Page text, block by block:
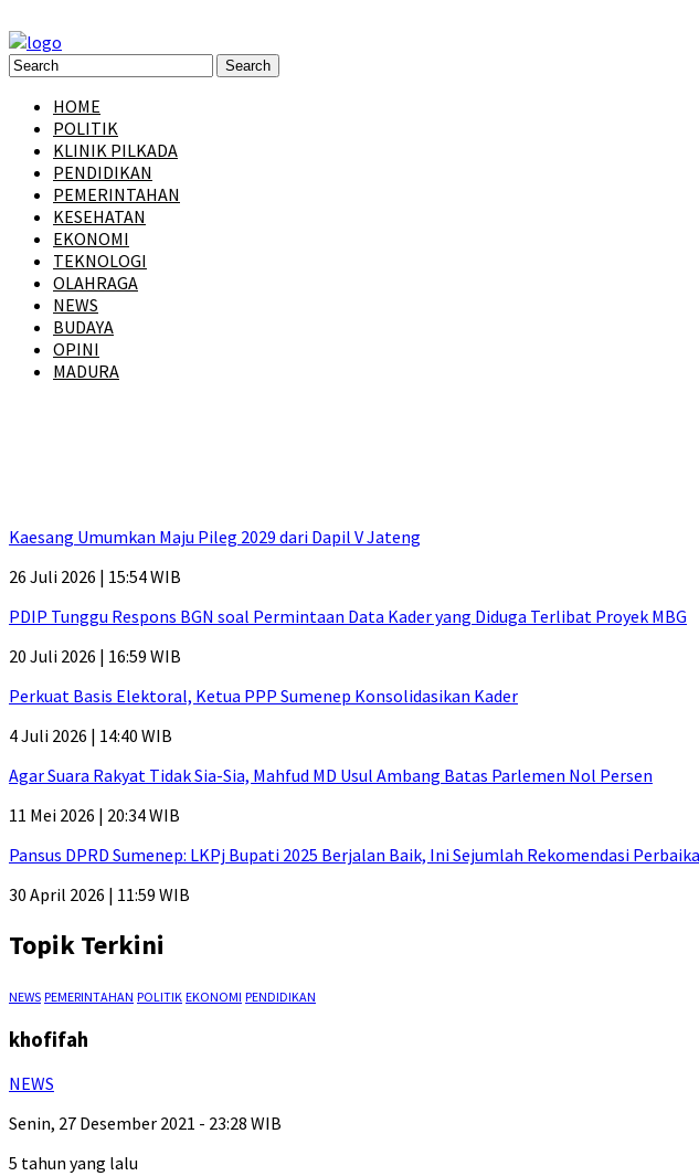
HOME
POLITIK
KLINIK PILKADA
PENDIDIKAN
PEMERINTAHAN
KESEHATAN
EKONOMI
TEKNOLOGI
OLAHRAGA
NEWS
BUDAYA
OPINI
MADURA
Kaesang Umumkan Maju Pileg 2029 dari Dapil V Jateng
26 Juli 2026 | 15:54 WIB
PDIP Tunggu Respons BGN soal Permintaan Data Kader yang Diduga Terlibat Proyek MBG
20 Juli 2026 | 16:59 WIB
Perkuat Basis Elektoral, Ketua PPP Sumenep Konsolidasikan Kader
4 Juli 2026 | 14:40 WIB
Agar Suara Rakyat Tidak Sia-Sia, Mahfud MD Usul Ambang Batas Parlemen Nol Persen
11 Mei 2026 | 20:34 WIB
Pansus DPRD Sumenep: LKPj Bupati 2025 Berjalan Baik, Ini Sejumlah Rekomendasi
30 April 2026 | 11:59 WIB
Topik Terkini
NEWS PEMERINTAHAN POLITIK EKONOMI PENDIDIKAN
khofifah
NEWS
Senin, 27 Desember 2021 - 23:28 WIB
5 tahun yang lalu